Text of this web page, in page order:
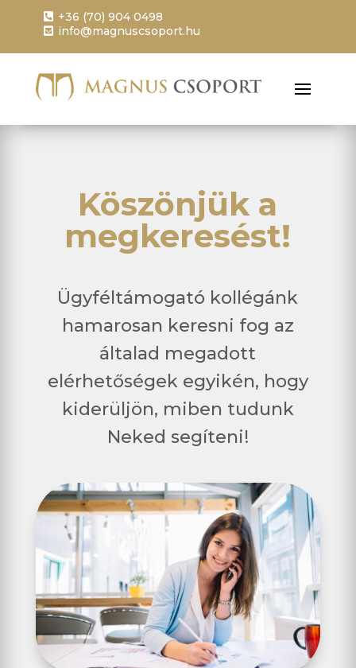
+36 (70) 904 0498
info@magnuscsoport.hu
Köszönjük a
megkeresést!
Ügyféltámogató kollégánk
hamarosan keresni fog az
általad megadott
elérhetőségek egyikén, hogy
kiderüljön, miben tudunk
Neked segíteni!